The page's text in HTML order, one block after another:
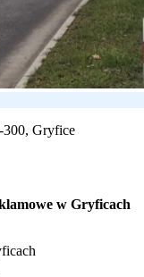
300, Gryfice
w Gryficach